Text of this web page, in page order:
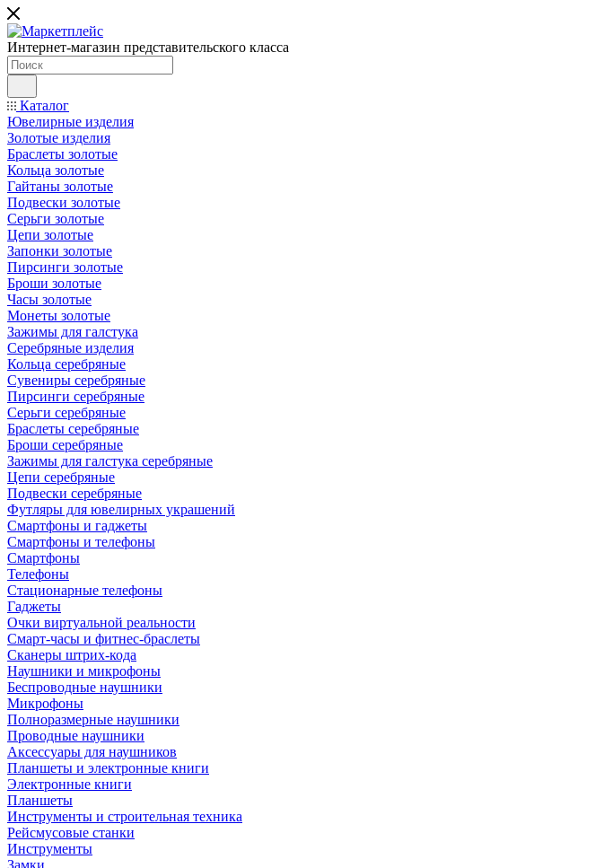
Интернет-магазин представительского класса
Каталог
Ювелирные изделия
Золотые изделия
Браслеты золотые
Кольца золотые
Гайтаны золотые
Подвески золотые
Серьги золотые
Цепи золотые
Запонки золотые
Пирсинги золотые
Броши золотые
Часы золотые
Монеты золотые
Зажимы для галстука
Серебряные изделия
Кольца серебряные
Сувениры серебряные
Пирсинги серебряные
Серьги серебряные
Браслеты серебряные
Броши серебряные
Зажимы для галстука серебряные
Цепи серебряные
Подвески серебряные
Футляры для ювелирных украшений
Смартфоны и гаджеты
Смартфоны и телефоны
Смартфоны
Телефоны
Стационарные телефоны
Гаджеты
Очки виртуальной реальности
Смарт-часы и фитнес-браслеты
Сканеры штрих-кода
Наушники и микрофоны
Беспроводные наушники
Микрофоны
Полноразмерные наушники
Проводные наушники
Аксессуары для наушников
Планшеты и электронные книги
Электронные книги
Планшеты
Инструменты и строительная техника
Рейсмусовые станки
Инструменты
Замки